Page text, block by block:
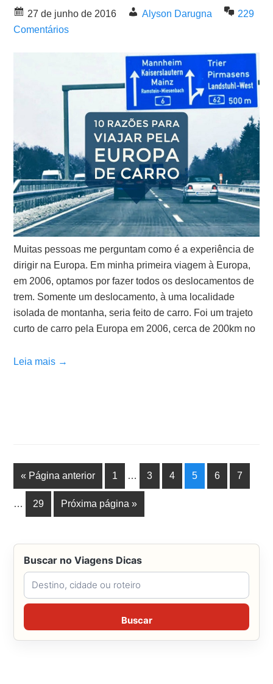
27 de junho de 2016 Alyson Darugna
229
Comentários
Muitas pessoas me perguntam como é a experiência de
dirigir na Europa. Em minha primeira viagem à Europa,
em 2006, optamos por fazer todos os deslocamentos de
trem. Somente um deslocamento, à uma localidade
isolada de montanha, seria feito de carro. Foi um trajeto
curto de carro pela Europa em 2006, cerca de 200km no
Leia mais →
« Página anterior 1 … 3 4 5 6 7
… 29 Próxima página »
Buscar no Viagens Dicas
Buscar no Viagens Dicas
Buscar